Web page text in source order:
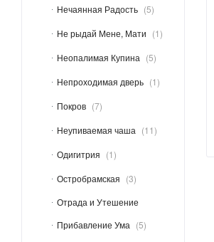
Нечаянная Радость
5
Не рыдай Мене, Мати
1
Неопалимая Купина
5
Непроходимая дверь
1
Покров
7
Неупиваемая чаша
11
Одигитрия
1
Остробрамская
3
Отрада и Утешение
Прибавление Ума
5